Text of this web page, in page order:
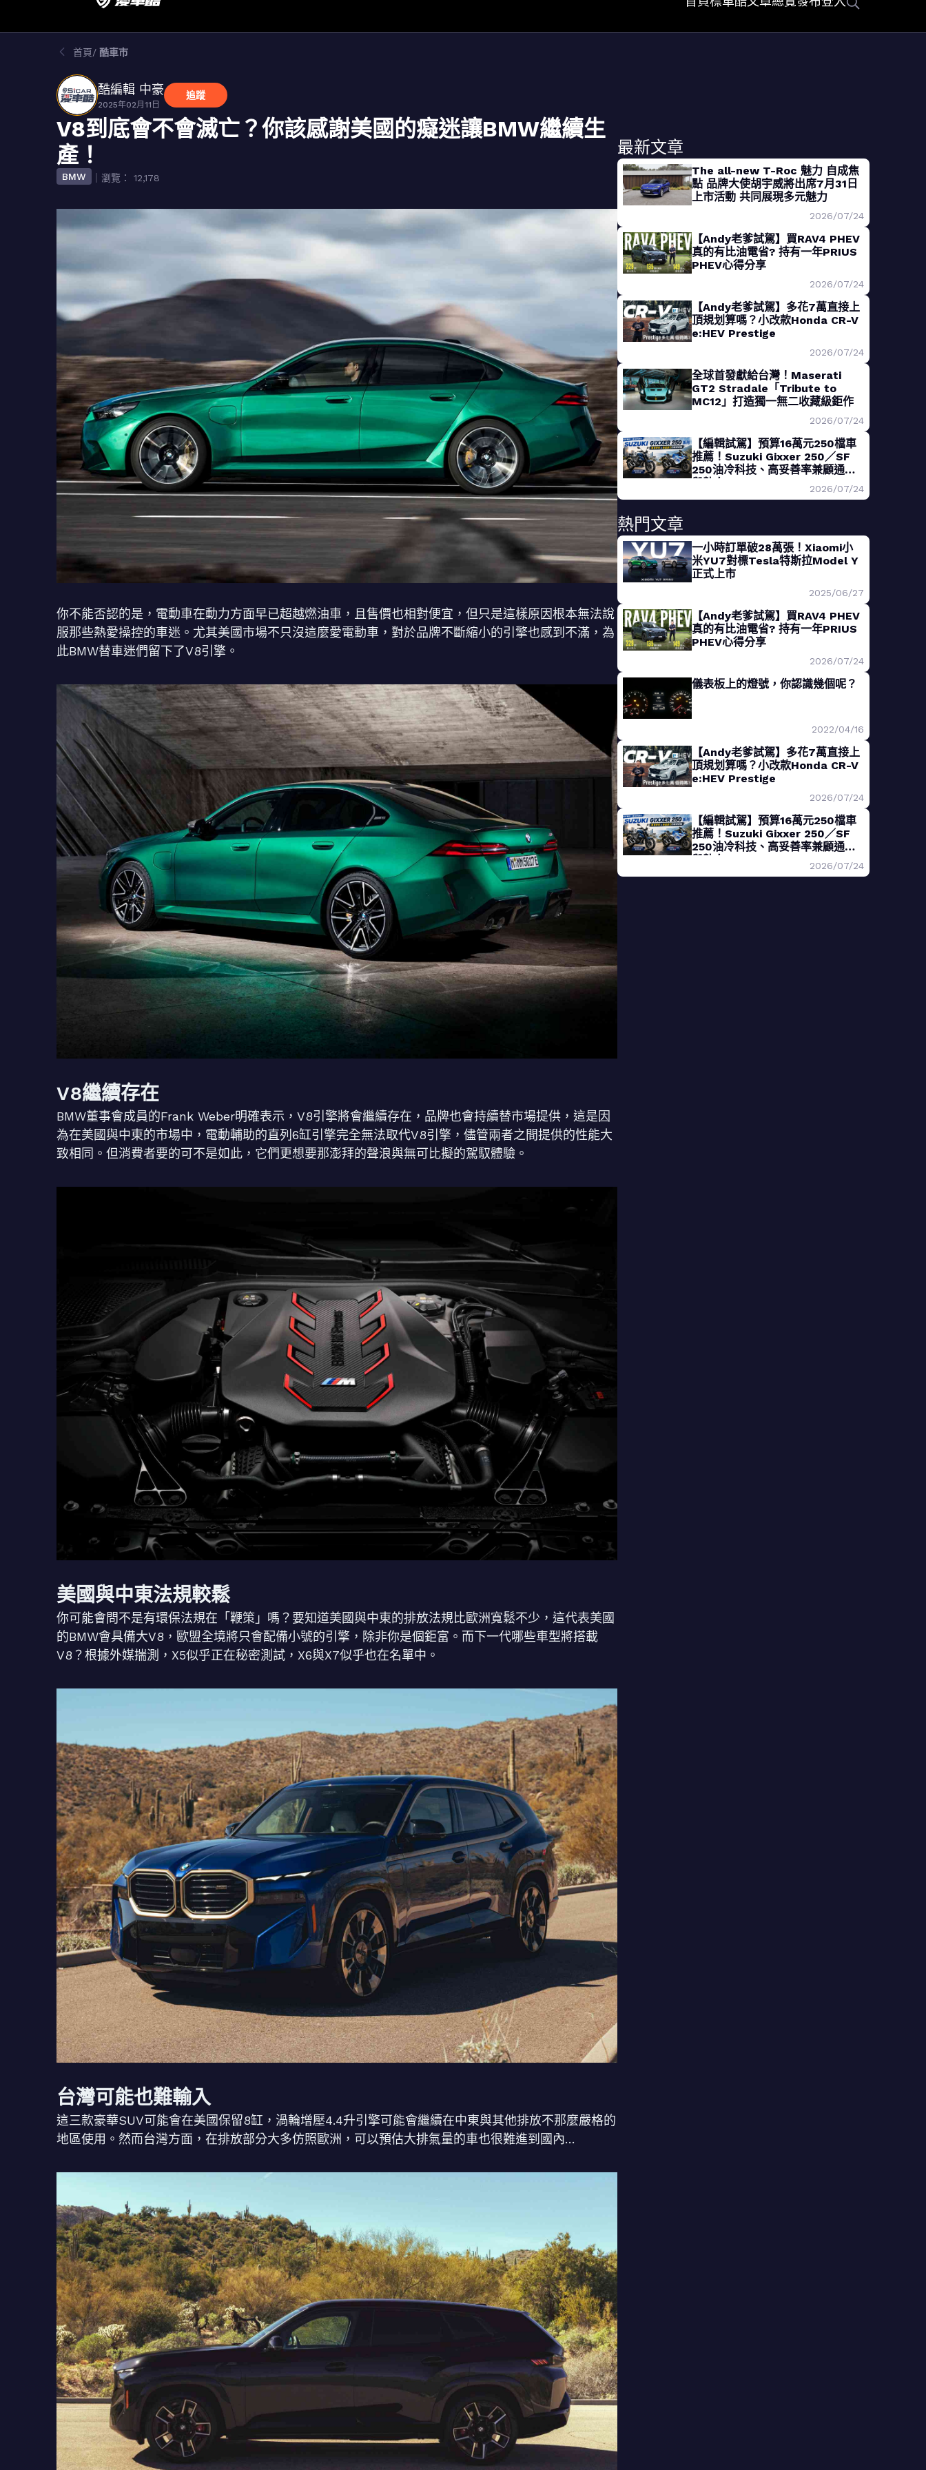
首頁 酷車市
酷編輯 中豪
2025年02月11日
追蹤
V8到底會不會滅亡？你該感謝美國的癡迷讓BMW繼續生
產！
BMW ｜瀏覽： 12,178
你不能否認的是，電動車在動力方面早已超越燃油車，且售價也相對便宜，但只是這樣原因根本無法說
服那些熱愛操控的車迷。尤其美國市場不只沒這麼愛電動車，對於品牌不斷縮小的引擎也感到不滿，為
此BMW替車迷們留下了V8引擎。
V8繼續存在
BMW董事會成員的Frank Weber明確表示，V8引擎將會繼續存在，品牌也會持續替市場提供，這是因
為在美國與中東的市場中，電動輔助的直列6缸引擎完全無法取代V8引擎，儘管兩者之間提供的性能大
致相同。但消費者要的可不是如此，它們更想要那澎拜的聲浪與無可比擬的駕馭體驗。
美國與中東法規較鬆
你可能會問不是有環保法規在「鞭策」嗎？要知道美國與中東的排放法規比歐洲寬鬆不少，這代表美國
的BMW會具備大V8，歐盟全境將只會配備小號的引擎，除非你是個鉅富。而下一代哪些車型將搭載
V8？根據外媒揣測，X5似乎正在秘密測試，X6與X7似乎也在名單中。
台灣可能也難輸入
這三款豪華SUV可能會在美國保留8缸，渦輪增壓4.4升引擎可能會繼續在中東與其他排放不那麼嚴格的
地區使用。然而台灣方面，在排放部分大多仿照歐洲，可以預估大排氣量的車也很難進到國內…
最新文章
The all-new T-Roc 魅力 自成焦
點 品牌大使胡宇威將出席7月31日
上市活動 共同展現多元魅力
2026/07/24
【Andy老爹試駕】買RAV4 PHEV
真的有比油電省? 持有一年PRIUS
PHEV心得分享
2026/07/24
【Andy老爹試駕】多花7萬直接上
頂規划算嗎？小改款Honda CR-V
e:HEV Prestige
2026/07/24
全球首發獻給台灣！Maserati
GT2 Stradale「Tribute to
MC12」打造獨一無二收藏級鉅作
2026/07/24
【編輯試駕】預算16萬元250檔車
推薦！Suzuki Gixxer 250／SF
250油冷科技、高妥善率兼顧通勤
與熱血
2026/07/24
熱門文章
一小時訂單破28萬張！Xiaomi小
米YU7對標Tesla特斯拉Model Y
正式上市
2025/06/27
【Andy老爹試駕】買RAV4 PHEV
真的有比油電省? 持有一年PRIUS
PHEV心得分享
2026/07/24
儀表板上的燈號，你認識幾個呢？
2022/04/16
【Andy老爹試駕】多花7萬直接上
頂規划算嗎？小改款Honda CR-V
e:HEV Prestige
2026/07/24
【編輯試駕】預算16萬元250檔車
推薦！Suzuki Gixxer 250／SF
250油冷科技、高妥善率兼顧通勤
與熱血
2026/07/24